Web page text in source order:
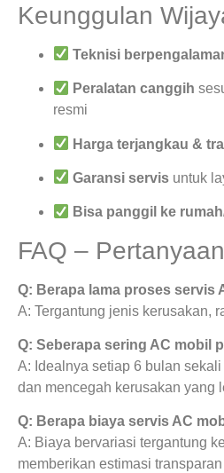
Keunggulan
Teknisi
Peralatan canggih
resmi
Harga terjangkau &
Garansi servis untuk
Bisa panggil ke
FAQ –
Q: Berapa lama proses servis
A: Tergantung jenis kerusakan,
Q: Seberapa sering AC mobil
A: Idealnya setiap 6 bulan
dan mencegah kerusakan yang
Q: Berapa biaya servis AC
A: Biaya bervariasi tergantung
memberikan estimasi